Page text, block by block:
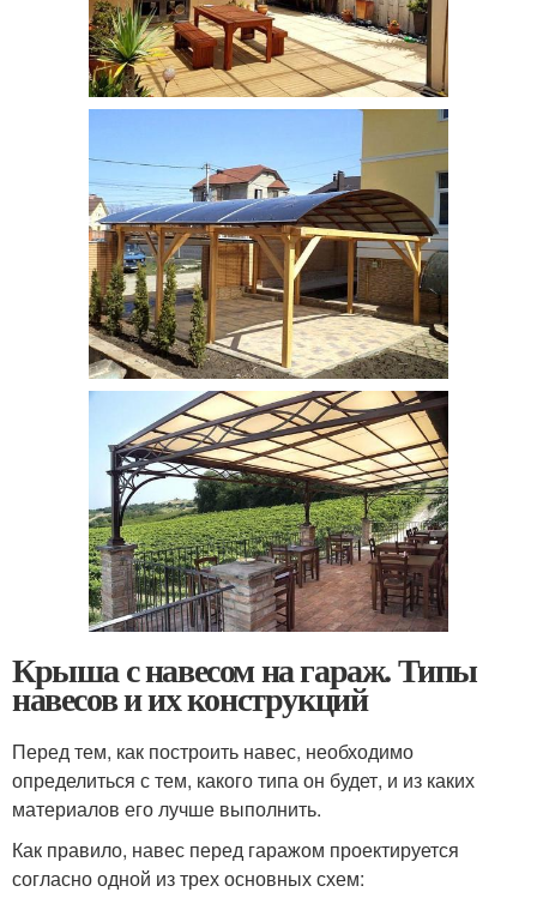
Крыша с навесом на гараж. Типы
навесов и их конструкций
Перед тем, как построить навес, необходимо
определиться с тем, какого типа он будет, и из каких
материалов его лучше выполнить.
Как правило, навес перед гаражом проектируется
согласно одной из трех основных схем: